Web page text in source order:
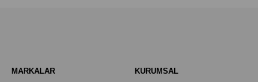
MARKALAR KURUMSAL